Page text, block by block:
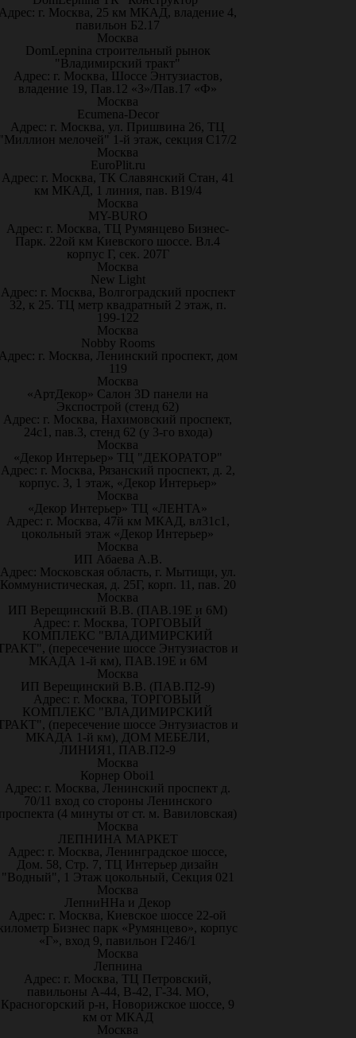
г. Москва, 25 км МКАД, владение 4,
павильон Б2.17
Москва
DomLepnina строительный рынок
"Владимирский тракт"
Адрес: г. Москва, Шоссе Энтузиастов,
владение 19, Пав.12 «З»/Пав.17 «Ф»
Москва
Ecumena-Decor
Адрес: г. Москва, ул. Пришвина 26, ТЦ
мелочей" 1-й этаж, секция С17/2
Москва
EuroPlit.ru
Адрес: г. Москва, ТК Славянский Стан, 41
км МКАД, 1 линия, пав. В19/4
Москва
MY-BURO
Адрес: г. Москва, ТЦ Румянцево Бизнес-
Парк. 22ой км Киевского шоссе. Вл.4
корпус Г, сек. 207Г
Москва
New Light
Адрес: г. Москва, Волгоградский проспект
32, к 25. ТЦ метр квадратный 2 этаж, п.
199-122
Москва
Nobby Rooms
г. Москва, Ленинский проспект, дом
119
Москва
«АртДекор» Салон 3D панели на
Экспострой (стенд 62)
Адрес: г. Москва, Нахимовский проспект,
24с1, пав.3, стенд 62 (у 3-го входа)
Москва
«Декор Интерьер» ТЦ "ДЕКОРАТОР"
Адрес: г. Москва, Рязанский проспект, д. 2,
корпус. 3, 1 этаж, «Декор Интерьер»
Москва
«Декор Интерьер» ТЦ «ЛЕНТА»
Адрес: г. Москва, 47й км МКАД, вл31с1,
цокольный этаж «Декор Интерьер»
Москва
ИП Абаева А.В.
Адрес: Московская область, г. Мытищи, ул.
Коммунистическая, д. 25Г, корп. 11, пав. 20
Москва
ИП Верещинский В.В. (ПАВ.19Е и 6М)
Адрес: г. Москва, ТОРГОВЫЙ
КОМПЛЕКС "ВЛАДИМИРСКИЙ
(пересечение шоссе Энтузиастов и
МКАДА 1-й км), ПАВ.19Е и 6М
Москва
ИП Верещинский В.В. (ПАВ.П2-9)
Адрес: г. Москва, ТОРГОВЫЙ
КОМПЛЕКС "ВЛАДИМИРСКИЙ
(пересечение шоссе Энтузиастов и
МКАДА 1-й км), ДОМ МЕБЕЛИ,
ЛИНИЯ1, ПАВ.П2-9
Москва
Корнер Oboi1
Адрес: г. Москва, Ленинский проспект д.
70/11 вход со стороны Ленинского
(4 минуты от ст. м. Вавиловская)
Москва
ЛЕПНИНА МАРКЕТ
Адрес: г. Москва, Ленинградское шоссе,
Дом. 58, Стр. 7, ТЦ Интерьер дизайн
"Водный", 1 Этаж цокольный, Секция 021
Москва
ЛепниННа и Декор
Адрес: г. Москва, Киевское шоссе 22-ой
Бизнес парк «Румянцево», корпус
«Г», вход 9, павильон Г246/1
Москва
Лепнина
Адрес: г. Москва, ТЦ Петровский,
павильоны А-44, В-42, Г-34. МО,
Красногорский р-н, Новорижское шоссе, 9
км от МКАД
Москва